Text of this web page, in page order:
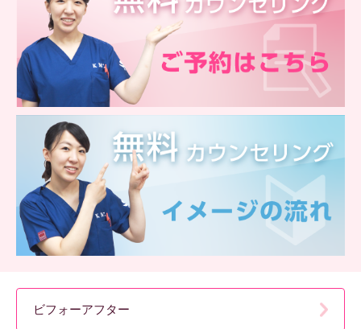
ビフォーアフター